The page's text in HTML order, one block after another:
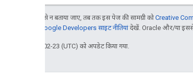
जब तक कुछ अलग से न बताया जाए, तब तक इस पेज की सामग्री कोCreative
Google Developers साइट नीतियांदेखें. Oracle और/या इससे
आखिरी बार 2026-02-23 (UTC) को अपडेट किया गया.